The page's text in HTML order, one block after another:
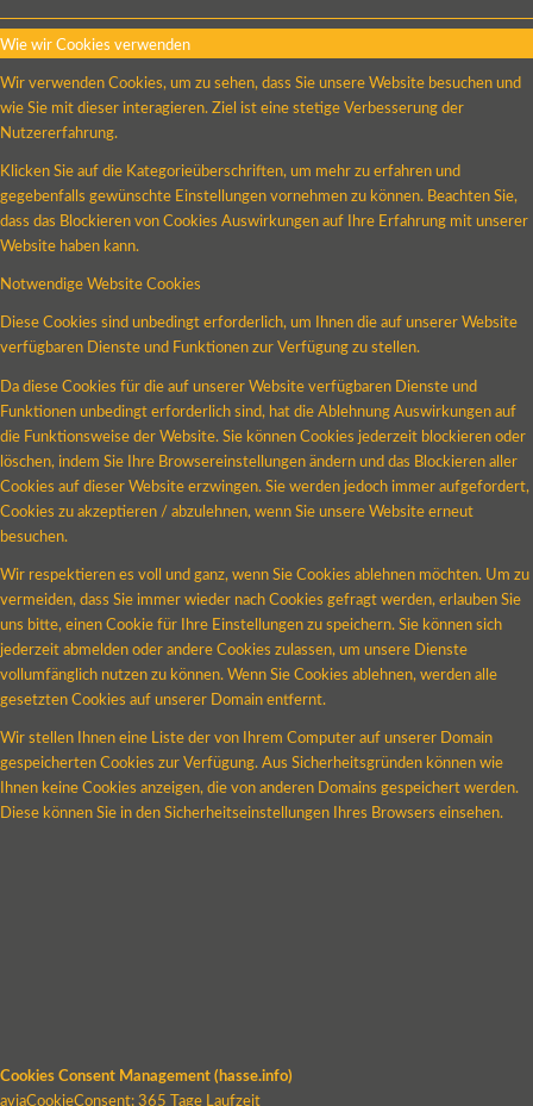
Wie wir Cookies verwenden
Wir verwenden Cookies, um zu sehen, dass Sie unsere Website besuchen und
wie Sie mit dieser interagieren. Ziel ist eine stetige Verbesserung der
Nutzererfahrung.
Klicken Sie auf die Kategorieüberschriften, um mehr zu erfahren und
gegebenfalls gewünschte Einstellungen vornehmen zu können. Beachten Sie,
dass das Blockieren von Cookies Auswirkungen auf Ihre Erfahrung mit unserer
Website haben kann.
Notwendige Website Cookies
Diese Cookies sind unbedingt erforderlich, um Ihnen die auf unserer Website
verfügbaren Dienste und Funktionen zur Verfügung zu stellen.
Da diese Cookies für die auf unserer Website verfügbaren Dienste und
Funktionen unbedingt erforderlich sind, hat die Ablehnung Auswirkungen auf
die Funktionsweise der Website. Sie können Cookies jederzeit blockieren oder
löschen, indem Sie Ihre Browsereinstellungen ändern und das Blockieren aller
Cookies auf dieser Website erzwingen. Sie werden jedoch immer aufgefordert,
Cookies zu akzeptieren / abzulehnen, wenn Sie unsere Website erneut
besuchen.
Wir respektieren es voll und ganz, wenn Sie Cookies ablehnen möchten. Um zu
vermeiden, dass Sie immer wieder nach Cookies gefragt werden, erlauben Sie
uns bitte, einen Cookie für Ihre Einstellungen zu speichern. Sie können sich
jederzeit abmelden oder andere Cookies zulassen, um unsere Dienste
vollumfänglich nutzen zu können. Wenn Sie Cookies ablehnen, werden alle
gesetzten Cookies auf unserer Domain entfernt.
Wir stellen Ihnen eine Liste der von Ihrem Computer auf unserer Domain
gespeicherten Cookies zur Verfügung. Aus Sicherheitsgründen können wie
Ihnen keine Cookies anzeigen, die von anderen Domains gespeichert werden.
Diese können Sie in den Sicherheitseinstellungen Ihres Browsers einsehen.
Cookies Consent Management (hasse.info)
aviaCookieConsent: 365 Tage Laufzeit